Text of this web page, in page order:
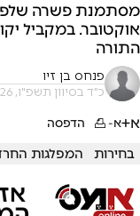
מסתמנת פשרה
אוקטובר. במקביל
התורה
פנחס בן זיו
כ"ד בסיוון תשפ"ו, 09/06/26 16:43
א+א- הדפסה
בחירות המפלגות